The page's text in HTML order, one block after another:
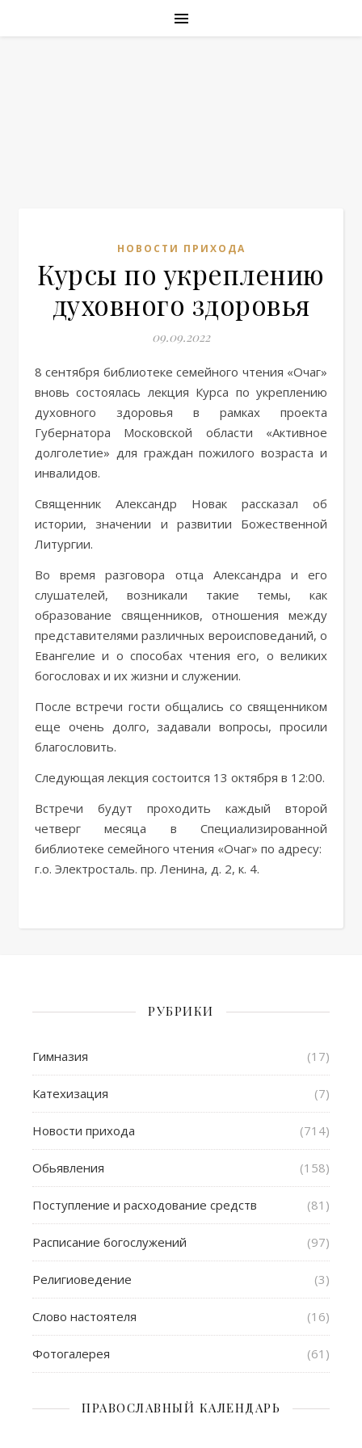
НОВОСТИ ПРИХОДА
Курсы по укреплению
духовного здоровья
09.09.2022
8 сентября библиотеке семейного чтения «Очаг»
вновь состоялась лекция Курса по укреплению
духовного здоровья в рамках проекта
Губернатора Московской области «Активное
долголетие» для граждан пожилого возраста и
инвалидов.
Священник Александр Новак рассказал об
истории, значении и развитии Божественной
Литургии.
Во время разговора отца Александра и его
слушателей, возникали такие темы, как
образование священников, отношения между
представителями различных вероисповеданий, о
Евангелие и о способах чтения его, о великих
богословах и их жизни и служении.
После встречи гости общались со священником
еще очень долго, задавали вопросы, просили
благословить.
Следующая лекция состоится 13 октября в 12:00.
Встречи будут проходить каждый второй
четверг месяца в Специализированной
библиотеке семейного чтения «Очаг» по адресу:
г.о. Электросталь. пр. Ленина, д. 2, к. 4.
РУБРИКИ
Гимназия (17)
Катехизация (7)
Новости прихода (714)
Обьявления (158)
Поступление и расходование средств (81)
Расписание богослужений (97)
Религиоведение (3)
Слово настоятеля (16)
Фотогалерея (61)
ПРАВОСЛАВНЫЙ КАЛЕНДАРЬ